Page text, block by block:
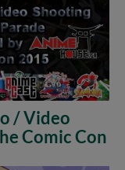
/ Video
Comic Con